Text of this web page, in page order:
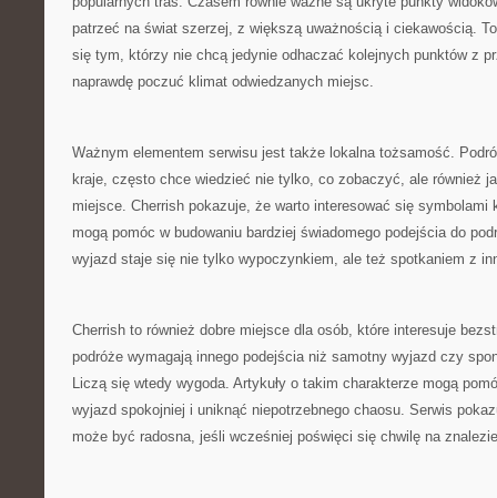
patrzeć na świat szerzej, z większą uważnością i ciekawością.
się tym, którzy nie chcą jedynie odhaczać kolejnych punktów z
naprawdę poczuć klimat odwiedzanych miejsc.
Ważnym elementem serwisu jest także lokalna tożsamość.
kraje, często chce wiedzieć nie tylko, co zobaczyć, ale również
miejsce. Cherrish pokazuje, że warto interesować się symbolami
mogą pomóc w budowaniu bardziej świadomego podejścia do
wyjazd staje się nie tylko wypoczynkiem, ale też spotkaniem z
Cherrish to również dobre miejsce dla osób, które interesuje
podróże wymagają innego podejścia niż samotny wyjazd czy
Liczą się wtedy wygoda. Artykuły o takim charakterze mogą
wyjazd spokojniej i uniknąć niepotrzebnego chaosu. Serwis
może być radosna, jeśli wcześniej poświęci się chwilę na